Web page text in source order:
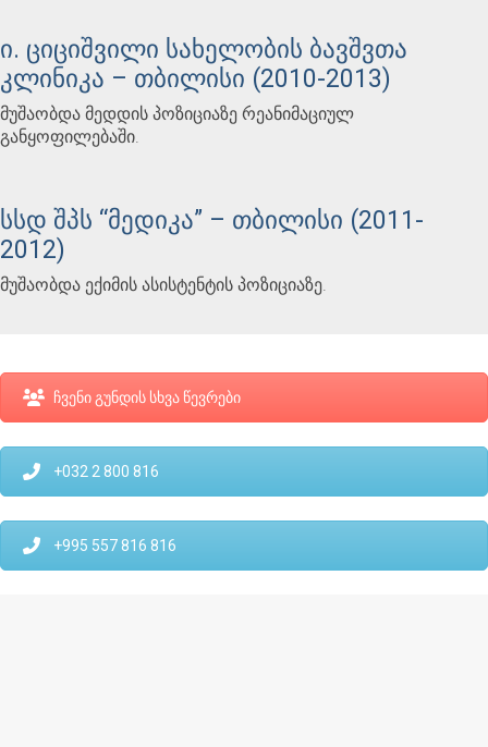
ი. ციციშვილი სახელობის ბავშვთა
კლინიკა – თბილისი (2010-2013)
მუშაობდა მედდის პოზიციაზე რეანიმაციულ
განყოფილებაში.
სსდ შპს “მედიკა” – თბილისი (2011-
2012)
მუშაობდა ექიმის ასისტენტის პოზიციაზე.
ჩვენი გუნდის სხვა წევრები
+032 2 800 816
+995 557 816 816